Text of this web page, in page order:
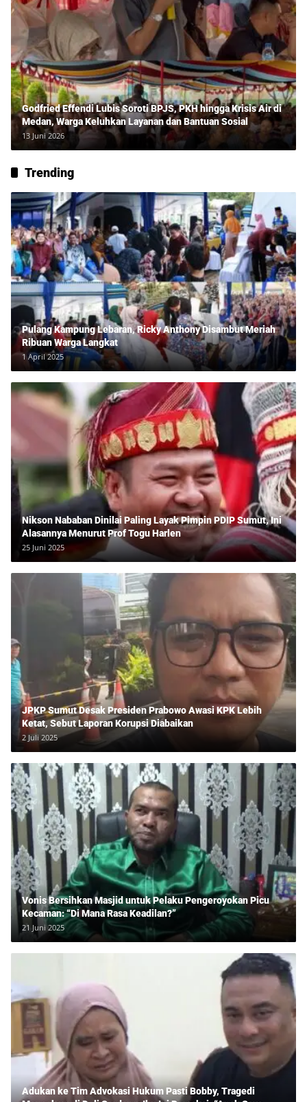
Godfried Effendi Lubis Soroti BPJS, PKH hingga Krisis Air di
Medan, Warga Keluhkan Layanan dan Bantuan Sosial
13 Juni 2026
Trending
Pulang Kampung Lebaran, Ricky Anthony Disambut Meriah
Ribuan Warga Langkat
1 April 2025
Nikson Nababan Dinilai Paling Layak Pimpin PDIP Sumut, Ini
Alasannya Menurut Prof Togu Harlen
25 Juni 2025
JPKP Sumut Desak Presiden Prabowo Awasi KPK Lebih
Ketat, Sebut Laporan Korupsi Diabaikan
2 Juli 2025
Vonis Bersihkan Masjid untuk Pelaku Pengeroyokan Picu
Kecaman: “Di Mana Rasa Keadilan?”
21 Juni 2025
Adukan ke Tim Advokasi Hukum Pasti Bobby, Tragedi